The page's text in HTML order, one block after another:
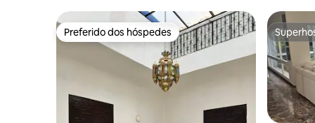
Preferido dos hóspedes
Preferido dos hóspedes